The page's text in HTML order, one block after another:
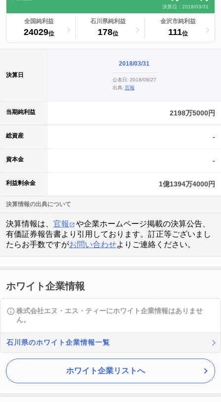
決算日：2018/03/31
全国純利益
24029位
ランキングへ 石川県純利益
178位
ランキングへ 金沢市純利益
111位
ランキングへ
2018/03/31
公表日: 2018/08/27
出典: 官報
2198万5000円
-
-
1億1394万4000円
決算日
当期純利益
総資産
資本金
利益剰余金
決算情報の出典について
決算情報は、 官報
や企業ホームページ掲載の決算公告、
有価証券報告書より引用しております。訂正等ございまし
たらお手数ですがお問い合わせよりご連絡ください。
ホワイト企業情報
株式会社エヌ・エス・ティーにホワイト企業情報はありませ
ん。
石川県のホワイト企業情報一覧
ホワイト企業リストへ